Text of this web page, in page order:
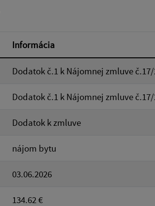
Informácia
Dodatok č.1 k Nájomnej zmluve
Dodatok č.1 k Nájomnej zmluve
Dodatok k zmluve
nájom bytu
03.06.2026
134.62 €